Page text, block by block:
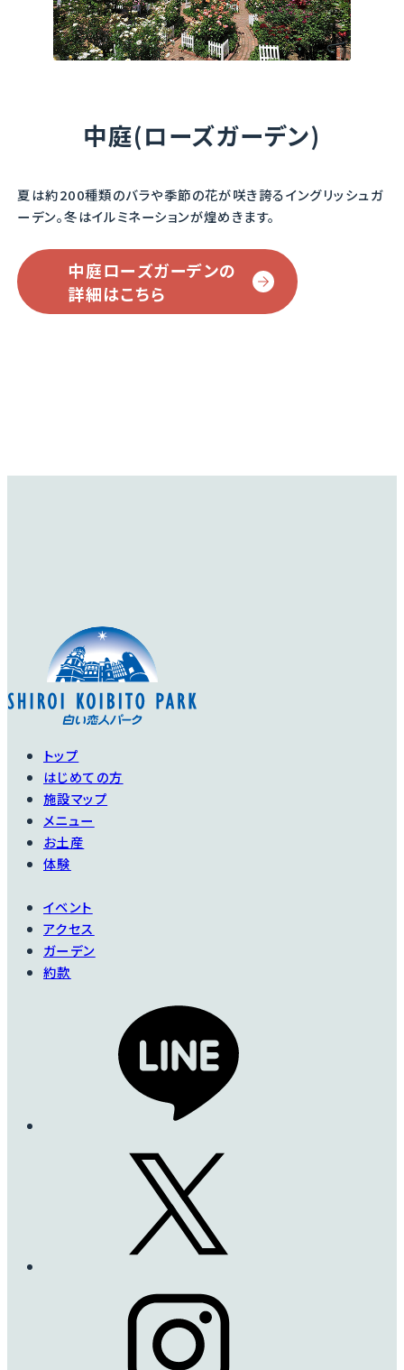
中庭(ローズガーデン)
夏は約200種類のバラや季節の花が咲き誇るイングリッシュガ
ーデン。冬はイルミネーションが煌めきます。
中庭ローズガーデンの
詳細はこちら
トップ
はじめての方
施設マップ
メニュー
お土産
体験
イベント
アクセス
ガーデン
約款